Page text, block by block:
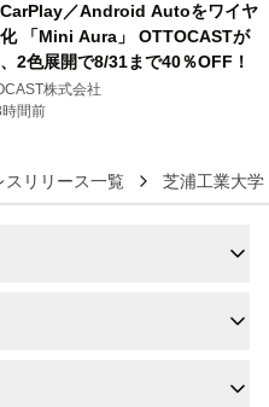
／Android Autoをワイヤ
「Mini Aura」 OTTOCASTが
2色展開で8/31まで40％OFF！
株式会社
間前
スリリース一覧 芝浦工業大学